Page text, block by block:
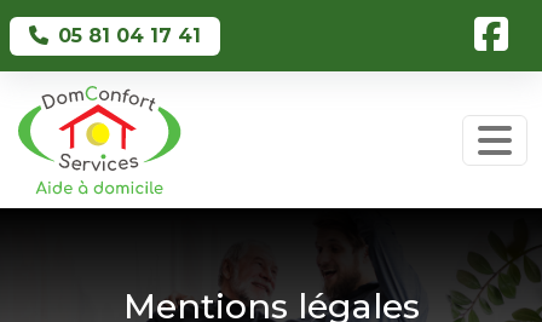
Skip to main content
05 81 04 17 41
Mentions légales